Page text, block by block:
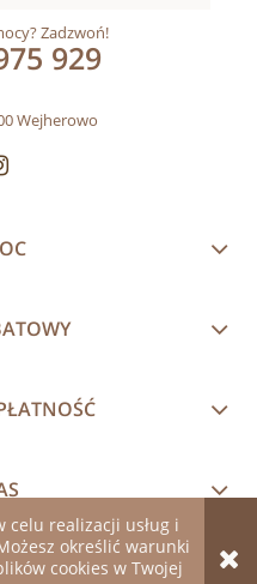
celu realizacji usług i
określić warunki
cookies w Twojej
Zadzwoń!
929
Wejherowo
strony